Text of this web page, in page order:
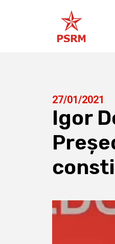
27/01/2021
Igor